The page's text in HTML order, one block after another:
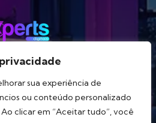
sua experiência de
ou conteúdo personalizado
clicar em “Aceitar tudo”, você
Portfólio Blog